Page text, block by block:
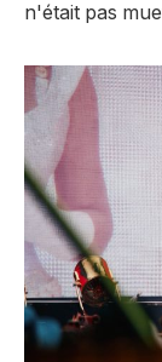
n'était pas